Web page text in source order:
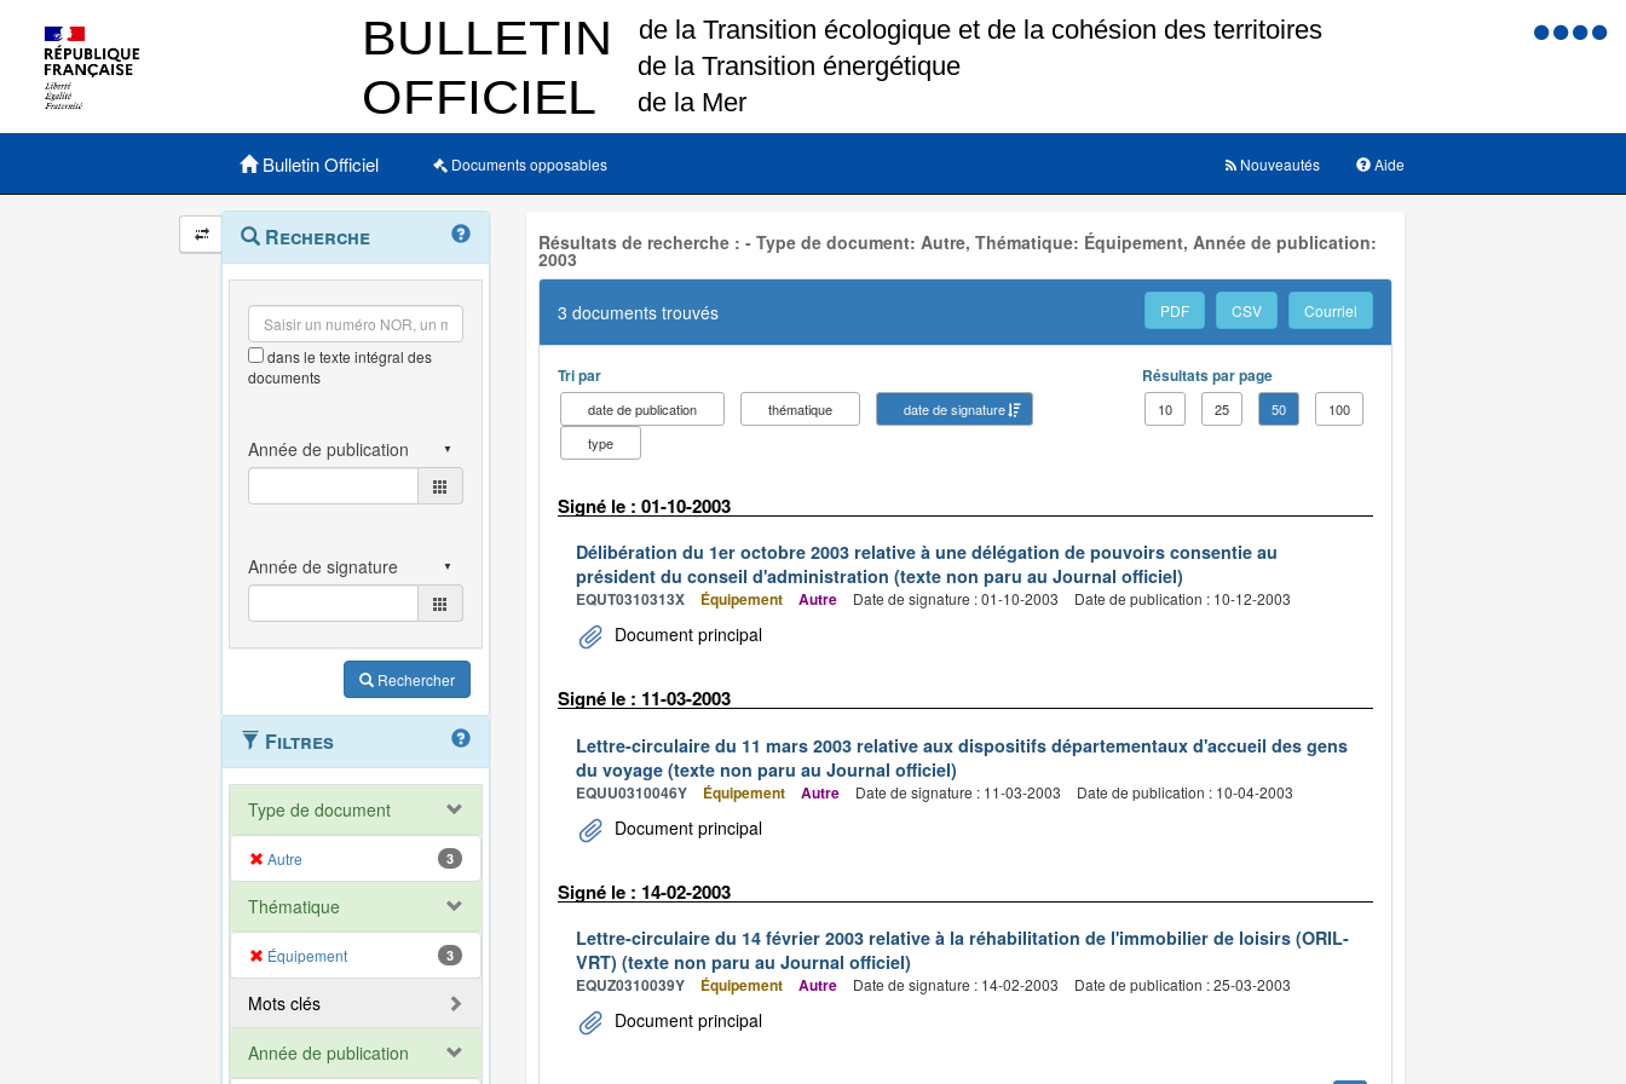
Menu
Menu principal
Bulletin Officiel Documents opposables Aide
Nouveautés
Navigation
et
outils
annexes
Menu
contextuel
Recherche
dans le texte intégral des
documents
Rechercher
Filtres
Type de document
Autre 3
Thématique
Équipement 3
Mots clés
Année de publication
Résultats de recherche : - Type de document: Autre, Thématique: Équipement, Année de publication:
2003
3 documents trouvés PDF CSV Courriel
Tri par
date de publication thématique
date de signature
type
Résultats par page
10 25 50 100
Signé le : 01-10-2003
Délibération du 1er octobre 2003 relative à une délégation de pouvoirs consentie au
président du conseil d'administration (texte non paru au Journal officiel)
EQUT0310313X Équipement Autre Date de signature : 01-10-2003 Date de publication : 10-12-2003
Document principal
Signé le : 11-03-2003
Lettre-circulaire du 11 mars 2003 relative aux dispositifs départementaux d'accueil des gens
du voyage (texte non paru au Journal officiel)
EQUU0310046Y Équipement Autre Date de signature : 11-03-2003 Date de publication : 10-04-2003
Document principal
Signé le : 14-02-2003
Lettre-circulaire du 14 février 2003 relative à la réhabilitation de l'immobilier de loisirs (ORIL-
VRT) (texte non paru au Journal officiel)
EQUZ0310039Y Équipement Autre Date de signature : 14-02-2003 Date de publication : 25-03-2003
Document principal